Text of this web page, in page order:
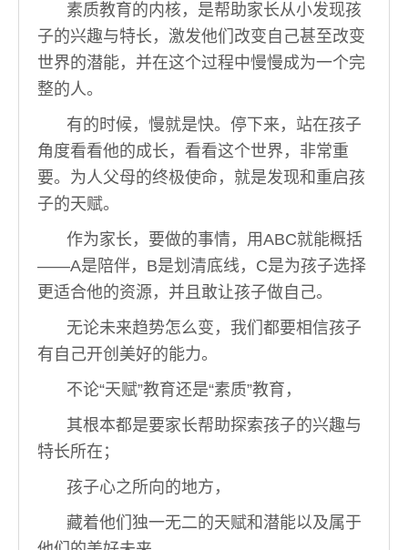
素质教育的内核，是帮助家长从小发现孩
子的兴趣与特长，激发他们改变自己甚至改变
世界的潜能，并在这个过程中慢慢成为一个完
整的人。
有的时候，慢就是快。停下来，站在孩子
角度看看他的成长，看看这个世界，非常重
要。为人父母的终极使命，就是发现和重启孩
子的天赋。
作为家长，要做的事情，用ABC就能概括
——A是陪伴，B是划清底线，C是为孩子选择
更适合他的资源，并且敢让孩子做自己。
无论未来趋势怎么变，我们都要相信孩子
有自己开创美好的能力。
不论“天赋”教育还是“素质”教育，
其根本都是要家长帮助探索孩子的兴趣与
特长所在；
孩子心之所向的地方，
藏着他们独一无二的天赋和潜能以及属于